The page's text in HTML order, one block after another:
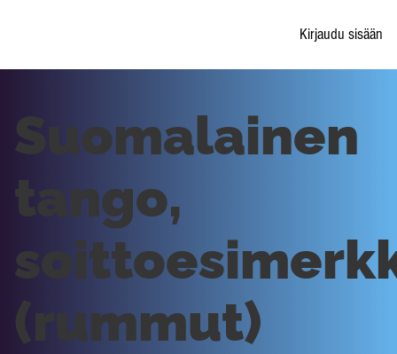
Kirjaudu sisään
Suomalainen
tango,
(rummut)